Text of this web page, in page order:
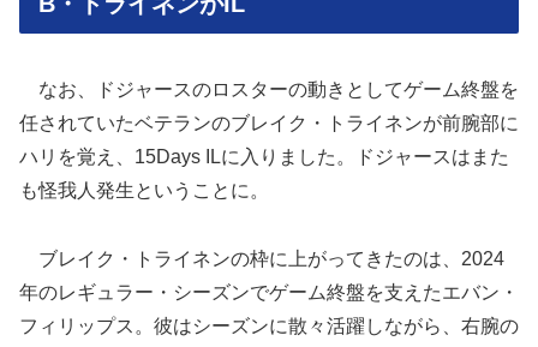
なお、ドジャースのロスターの動きとしてゲーム終盤を
任されていたベテランのブレイク・トライネンが前腕部に
ハリを覚え、15Days ILに入りました。ドジャースはまた
も怪我人発生ということに。
ブレイク・トライネンの枠に上がってきたのは、2024
年のレギュラー・シーズンでゲーム終盤を支えたエバン・
フィリップス。彼はシーズンに散々活躍しながら、右腕の